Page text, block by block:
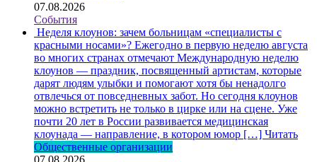
07.08.2026
События
Неделя клоунов: зачем больницам «специалисты с
красными носами»? Ежегодно в первую неделю августа
во многих странах отмечают Международную неделю
клоунов — праздник, посвященный артистам, которые
дарят людям улыбки и помогают хотя бы ненадолго
отвлечься от повседневных забот. Но сегодня клоунов
можно встретить не только в цирке или на сцене. Уже
почти 20 лет в России развивается медицинская
клоунада — направление, в котором юмор […] Читать
Общественные организации
07.08.2026